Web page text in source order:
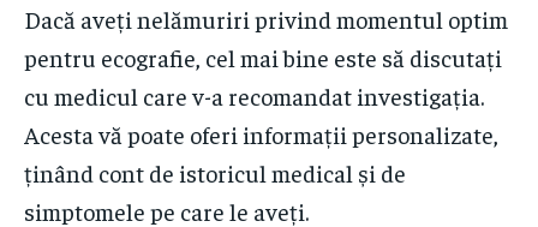
Dacă aveți nelămuriri privind momentul optim
pentru ecografie, cel mai bine este să discutați
cu medicul care v-a recomandat investigația.
Acesta vă poate oferi informații personalizate,
ținând cont de istoricul medical și de
simptomele pe care le aveți.